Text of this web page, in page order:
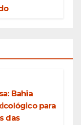
Bahia
para
das